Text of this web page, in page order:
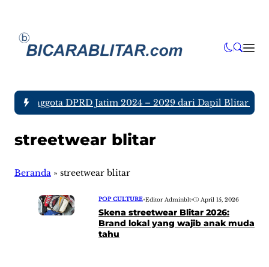
Anggota DPRD Jatim 2024 – 2029 dari Dapil Blitar dan
streetwear blitar
Beranda » streetwear blitar
POP CULTURE•Editor Adminblt• April 15, 2026
Skena streetwear Blitar 2026:
Brand lokal yang wajib anak muda
tahu